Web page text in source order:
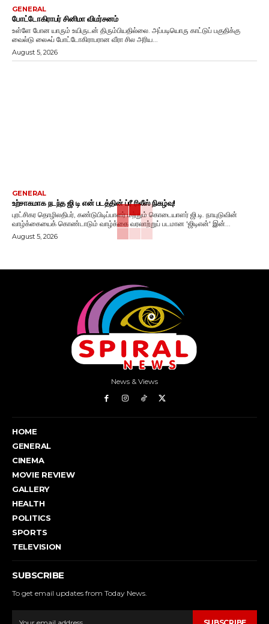
GENERAL
போட்டோகிராபர் சினிமா விமர்சனம்
உள்ளே போன யாரும் உயிருடன் திரும்பியதில்லை. அப்படியொரு காட்டுப் பகுதிக்கு
வைல்டு லைஃப் போட்டோகிராபரான வீரா சில அரிய...
August 5, 2026
GENERAL
உற்சாகமாக நடந்த ஜி டி என் படத்தின் ப்ரீ ரிலீஸ் நிகழ்வு!
புரட்சிகர தொழிலதிபர், கண்டுபிடிப்பாளர் மற்றும் கொடையாளர் ஜி.டி. நாயுடுவின்
வாழ்க்கையைக் கொண்டாடும் வாழ்க்கை வரலாற்றுப் படமான 'ஜிடிஎன்' இன்...
August 5, 2026
News & Views
HOME
GENERAL
CINEMA
MOVIE REVIEW
GALLERY
HEALTH
POLITICS
SPORTS
TELEVISION
SUBSCRIBE
To get email updates from Today News.